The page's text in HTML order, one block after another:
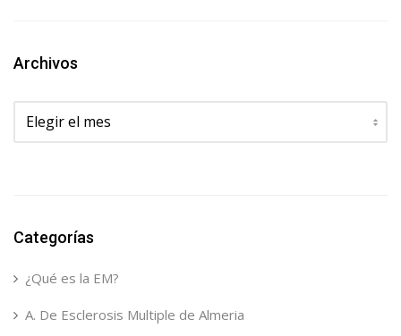
Archivos
Archivos
Categorías
¿Qué es la EM?
A. De Esclerosis Multiple de Almeria